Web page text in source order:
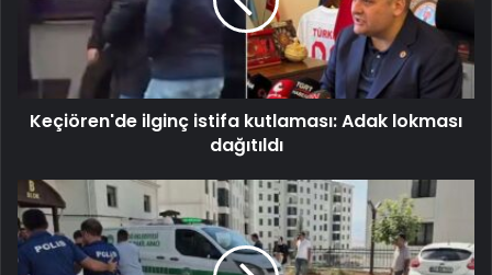
Keçiören'de ilginç istifa kutlaması: Adak lokması
dağıtıldı